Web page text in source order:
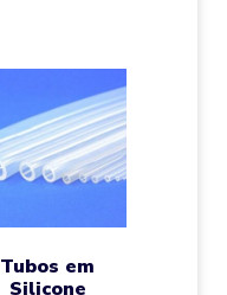
Tubos em
Silicone